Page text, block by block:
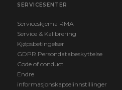
SERVICESENTER
Serviceskjema RMA
Service & Kalibrering
Kjøpsbetingelser
GDPR Persondatabeskyttelse
Code of conduct
Endre
informasjonskapselinnstillinger